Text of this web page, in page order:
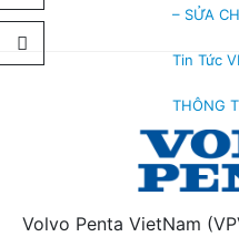
– SỬA
Tin Tức
THÔNG
Volvo Penta VietNam